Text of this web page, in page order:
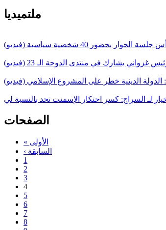
ملتميديا
بحضور 40 شخصية سياسية (فيديو)
غزواني يشارك في منتدى الدوحة الـ 23 (فيديو)
الدولة الدينية خطر على المشروع الإسلامي (فيديو)
لـ السراج: كسر احتكار الإسمنت تحد بالنسبة لي
الصفحات
« الأولى
‹ السابقة
1
2
3
4
5
6
7
8